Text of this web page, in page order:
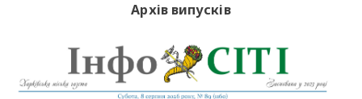
Архів випусків